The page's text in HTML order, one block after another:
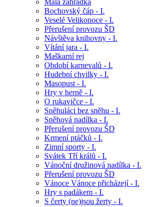
Bochovský čáp - I.
Veselé Velikonoce - I.
Přerušení provozu ŠD
Návštěva knihovny - I.
Vítání jara - I.
Maškarní rej
Období karnevalů - I.
Hudební chvilky - I.
Masopust - I.
Hry v herně - I.
O rukavičce - I.
Sněhuláci bez sněhu - I.
Sněhová nadílka - I.
Přerušení provozu ŠD
Krmení ptáčků - I.
Zimní sporty - I.
Svátek Tří králů - I.
Vánoční družinová nadílka - I.
Přerušení provozu ŠD
Vánoce Vánoce přicházejí - I.
Hry s padákem - I.
S čerty (ne)jsou žerty - I.